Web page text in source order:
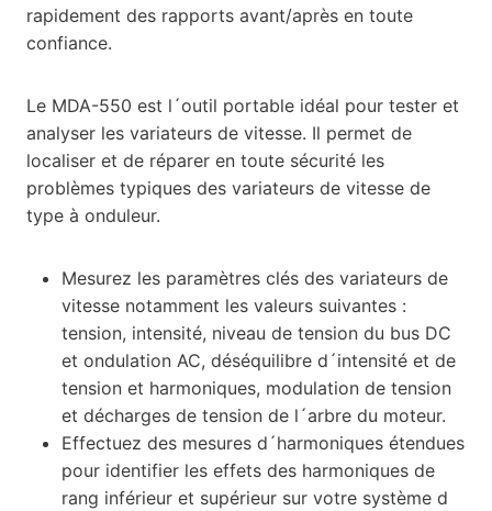
rapidement des rapports avant/après en toute
confiance.
Le MDA-550 est l´outil portable idéal pour tester et
analyser les variateurs de vitesse. Il permet de
localiser et de réparer en toute sécurité les
problèmes typiques des variateurs de vitesse de
type à onduleur.
Mesurez les paramètres clés des variateurs de
vitesse notamment les valeurs suivantes :
tension, intensité, niveau de tension du bus DC
et ondulation AC, déséquilibre d´intensité et de
tension et harmoniques, modulation de tension
et décharges de tension de l´arbre du moteur.
Effectuez des mesures d´harmoniques étendues
pour identifier les effets des harmoniques de
rang inférieur et supérieur sur votre système d